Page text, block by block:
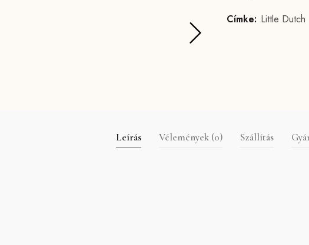
Címke: Little Dutch
Leírás Vélemények (0) Szállítás